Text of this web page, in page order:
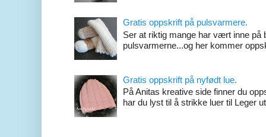
Gratis oppskrift på pulsvarmere.
Ser at riktig mange har vært inne på
pulsvarmerne...og her kommer
Gratis oppskrift på nyfødt lue.
På Anitas kreative side finner du
har du lyst til å strikke luer til Leger